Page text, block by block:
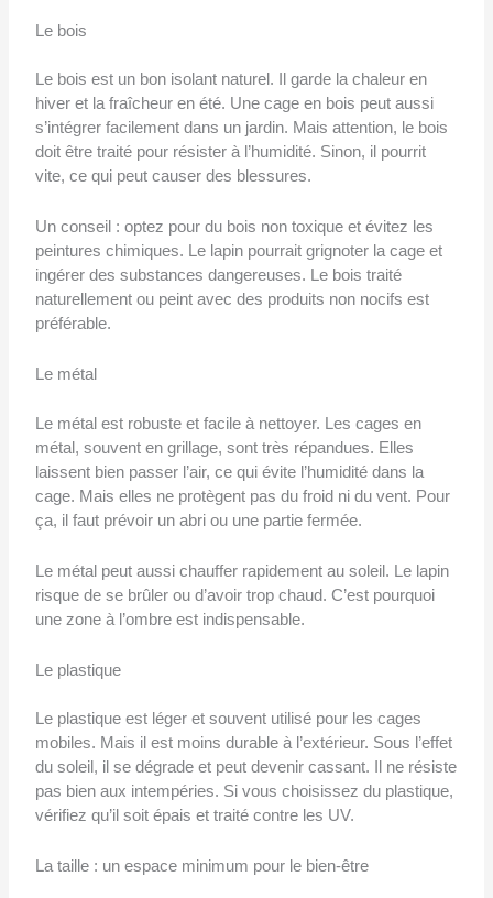
Le bois
Le bois est un bon isolant naturel. Il garde la chaleur en
hiver et la fraîcheur en été. Une cage en bois peut aussi
s’intégrer facilement dans un jardin. Mais attention, le bois
doit être traité pour résister à l’humidité. Sinon, il pourrit
vite, ce qui peut causer des blessures.
Un conseil : optez pour du bois non toxique et évitez les
peintures chimiques. Le lapin pourrait grignoter la cage et
ingérer des substances dangereuses. Le bois traité
naturellement ou peint avec des produits non nocifs est
préférable.
Le métal
Le métal est robuste et facile à nettoyer. Les cages en
métal, souvent en grillage, sont très répandues. Elles
laissent bien passer l’air, ce qui évite l’humidité dans la
cage. Mais elles ne protègent pas du froid ni du vent. Pour
ça, il faut prévoir un abri ou une partie fermée.
Le métal peut aussi chauffer rapidement au soleil. Le lapin
risque de se brûler ou d’avoir trop chaud. C’est pourquoi
une zone à l’ombre est indispensable.
Le plastique
Le plastique est léger et souvent utilisé pour les cages
mobiles. Mais il est moins durable à l’extérieur. Sous l’effet
du soleil, il se dégrade et peut devenir cassant. Il ne résiste
pas bien aux intempéries. Si vous choisissez du plastique,
vérifiez qu’il soit épais et traité contre les UV.
La taille : un espace minimum pour le bien-être